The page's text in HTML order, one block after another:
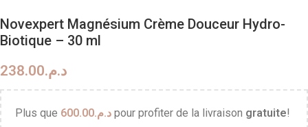
Novexpert Magnésium Crème Douceur Hydro-
Biotique – 30 ml
د.م.238.00
Plus que د.م.600.00 pour profiter de la livraison gratuite!